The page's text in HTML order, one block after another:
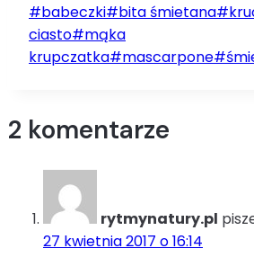
Tagi
wpisu:
#babeczki#bita śmietana#
ciasto#mąka
krupczatka#mascarpone#
2 komentarze
rytmynatury.pl
27 kwietnia 2017 o 16:14